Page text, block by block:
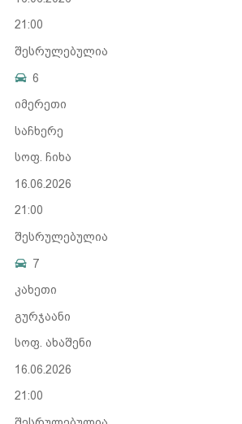
21:00
შესრულებულია
6
იმერეთი
საჩხერე
სოფ. ჩიხა
16.06.2026
21:00
შესრულებულია
7
კახეთი
გურჯაანი
სოფ. ახაშენი
16.06.2026
21:00